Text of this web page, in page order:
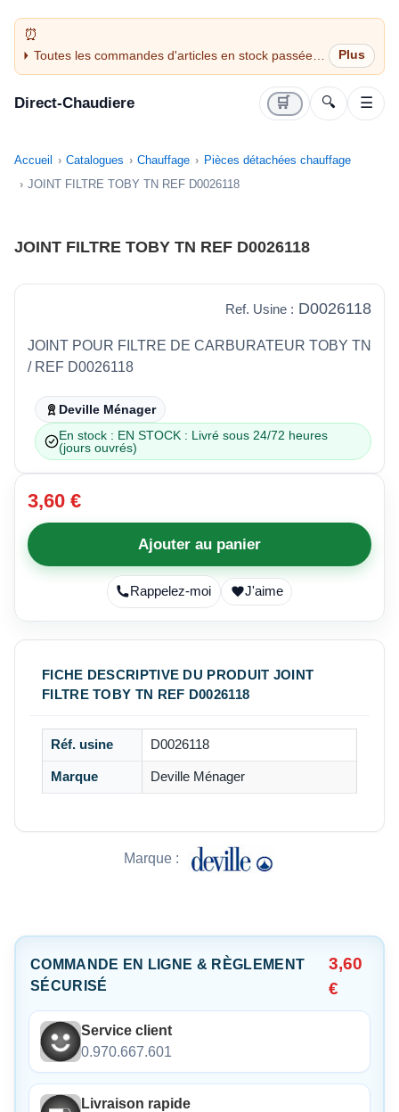
Toutes les commandes d'articles en stock passées
avant 14H sont expédiées le jour même (jours
Direct-Chaudiere 🛒 🔍 ☰
Accueil Catalogues Chauffage
Pièces détachées chauffage
JOINT FILTRE TOBY TN REF D0026118
JOINT FILTRE TOBY TN REF D0026118
Ref. Usine : D0026118
JOINT POUR FILTRE DE CARBURATEUR TOBY TN
/ REF D0026118
Deville Ménager
En stock : EN STOCK : Livré sous 24/72 heures
(jours ouvrés)
3,60 €
Ajouter au panier
Rappelez-moi J'aime
FICHE DESCRIPTIVE DU PRODUIT JOINT
FILTRE TOBY TN REF D0026118
Réf. usine D0026118
Marque Deville Ménager
Marque :
COMMANDE EN LIGNE & RÈGLEMENT
SÉCURISÉ
3,60
€
Service client
0.970.667.601
Livraison rapide